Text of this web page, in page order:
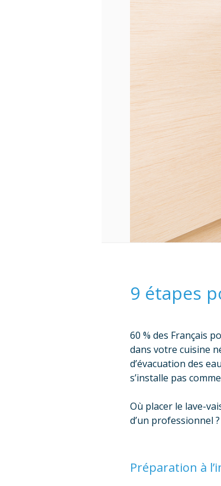
9 étapes
60 % des Français
dans votre cuisine
d’évacuation des
s’installe pas
Où placer le lave-
d’un professionnel
Préparation à